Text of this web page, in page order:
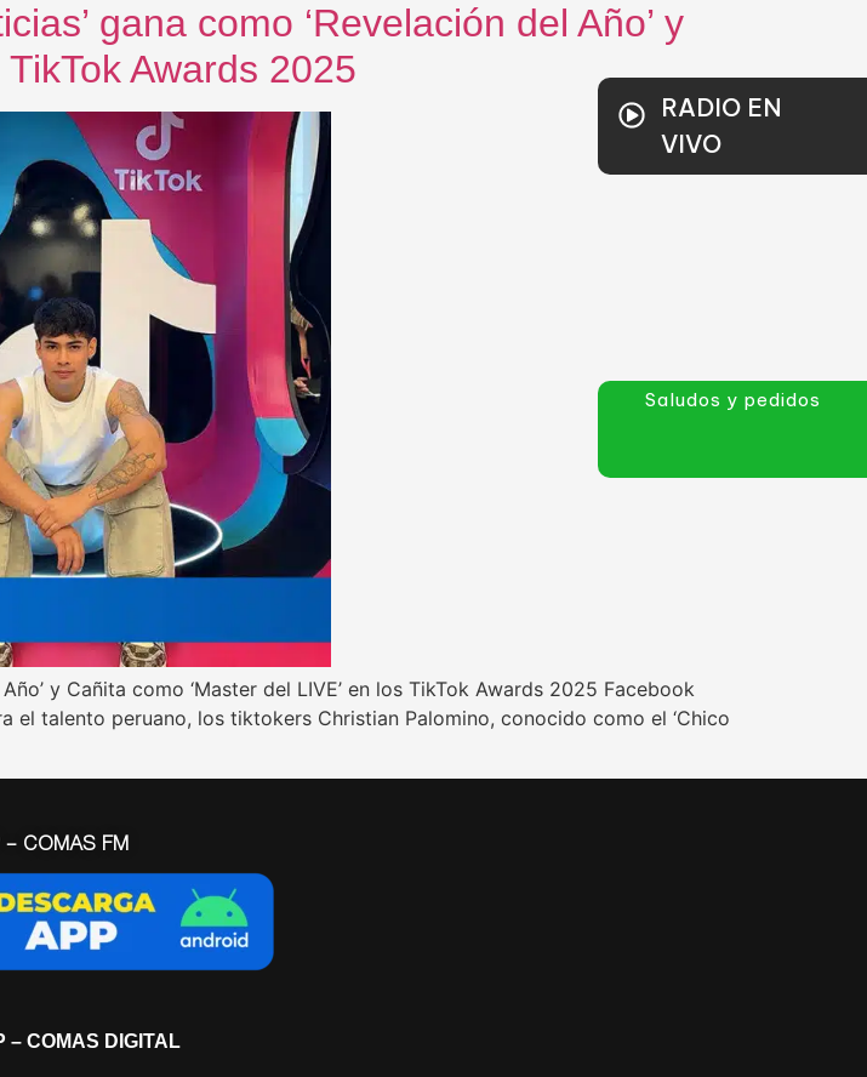
gana como ‘Revelación del Año’ y
Awards 2025​
y Cañita como ‘Master del LIVE’ en los TikTok Awards 2025 Facebook
el talento peruano, los tiktokers Christian Palomino, conocido como el ‘Chico
– COMAS FM
– COMAS DIGITAL
RADIO EN
VIVO
Saludos y pedidos